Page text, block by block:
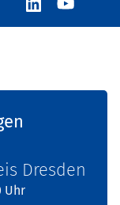
Dresden
Uhr